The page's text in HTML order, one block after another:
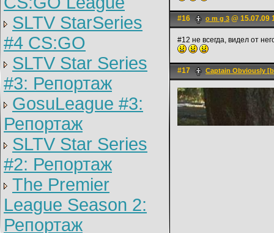
SLTV StarSeries
#4 CS:GO
SLTV Star Series
#3: Репортаж
GosuLeague #3:
Репортаж
SLTV Star Series
#2: Репортаж
The Premier
League Season 2:
Репортаж
#16 o m g 3 @ 15.07.09
#12 не всегда, видел от
#17 Captain Obviously